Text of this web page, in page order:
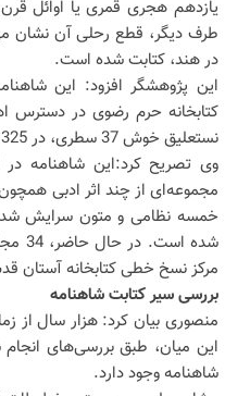
یازدهم هجری قمری یا اوائل
طرف دیگر، قطع رحلی آن نشان
در هند، کتابت شده است.
کتابخانه حرم رضوی در دسترس
نستعلیق خوش 37 سطری، در 325 برگ، نوشته شده است.
وی تصریح کرد:این شاهنامه در
مجموعه‌ای از چند اثر ادبی
خمسه نظامی و متون سرایش
شده
مرکز نسخ خطی کتابخانه آستان
بررسی سیر کتابت شاهنامه
منصوری بیان کرد: هزار سال از
این میان، طبق بررسی‌های
شاهنامه وجود دارد.